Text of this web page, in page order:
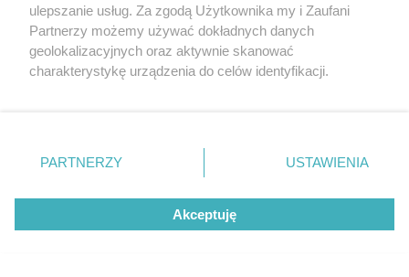
Żaden utwór zamieszczony w serwisie nie może być powielany i
rozpowszechniany lub dalej rozpowszechniany w jakikolwiek sposób (w
Internecie bez pisemnej zgody właściciela praw. Jakiekolwiek użycie lub
wykorzystanie utworów w całości lub w części z naruszeniem prawa,
ulepszanie usług. Za zgodą Użytkownika my i Zaufani
Partnerzy możemy używać dokładnych danych
geolokalizacyjnych oraz aktywnie skanować
charakterystykę urządzenia do celów identyfikacji.
zmienić/wycofać klikając przycisk ustawień prywatności
znajdujący się w lewym dolnym rogu strony
rodzaje przetwarzania danych nie wymagają zgody
użytkownika, ale masz prawo sprzeciwić się takiemu
przetwarzaniu. Preferencje będą miały zastosowanie tylko
PARTNERZY USTAWIENIA
Akceptuję